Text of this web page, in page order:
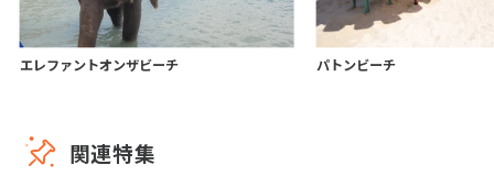
エレファントオンザビーチ パトンビーチ
関連特集